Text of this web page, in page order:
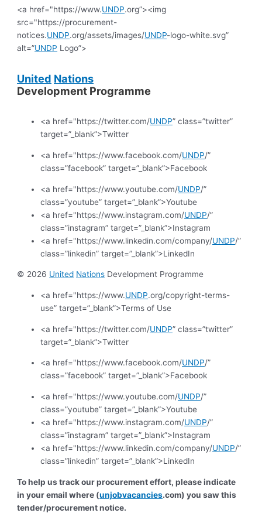
<a href="https://www.UNDP.org”><img
src="https://procurement-
notices.UNDP.org/assets/images/UNDP-logo-white.svg”
alt=”UNDP Logo”>
United Nations
Development Programme
<a href="https://twitter.com/UNDP” class=”twitter”
target=”_blank”>Twitter
<a href="https://www.facebook.com/UNDP/”
class=”facebook” target=”_blank”>Facebook
<a href="https://www.youtube.com/UNDP/”
class=”youtube” target=”_blank”>Youtube
<a href="https://www.instagram.com/UNDP/”
class=”instagram” target=”_blank”>Instagram
<a href="https://www.linkedin.com/company/UNDP/”
class=”linkedin” target=”_blank”>LinkedIn
© 2026 United Nations Development Programme
<a href="https://www.UNDP.org/copyright-terms-
use” target=”_blank”>Terms of Use
<a href="https://twitter.com/UNDP” class=”twitter”
target=”_blank”>Twitter
<a href="https://www.facebook.com/UNDP/”
class=”facebook” target=”_blank”>Facebook
<a href="https://www.youtube.com/UNDP/”
class=”youtube” target=”_blank”>Youtube
<a href="https://www.instagram.com/UNDP/”
class=”instagram” target=”_blank”>Instagram
<a href="https://www.linkedin.com/company/UNDP/”
class=”linkedin” target=”_blank”>LinkedIn
To help us track our procurement effort, please indicate
in your email where (unjobvacancies.com) you saw this
tender/procurement notice.